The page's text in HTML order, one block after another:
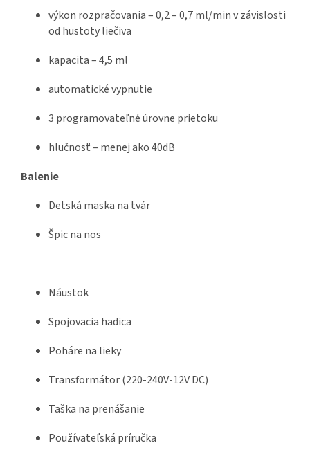
výkon rozpračovania – 0,2 – 0,7 ml/min v závislosti
od hustoty liečiva
kapacita – 4,5 ml
automatické vypnutie
3 programovateľné úrovne prietoku
hlučnosť – menej ako 40dB
Balenie
Detská maska na tvár
Špic na nos
Náustok
Spojovacia hadica
Poháre na lieky
Transformátor (220-240V-12V DC)
Taška na prenášanie
Používateľská príručka